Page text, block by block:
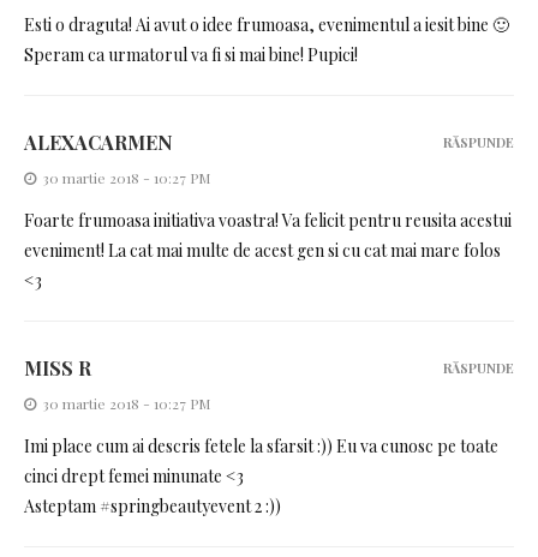
Esti o draguta! Ai avut o idee frumoasa, evenimentul a iesit bine 🙂
Speram ca urmatorul va fi si mai bine! Pupici!
ALEXACARMEN
30 martie 2018 - 10:27 PM
Foarte frumoasa initiativa voastra! Va felicit pentru reusita acestui
eveniment! La cat mai multe de acest gen si cu cat mai mare folos
<3
RĂSPUNDE
MISS R
30 martie 2018 - 10:27 PM
Imi place cum ai descris fetele la sfarsit :)) Eu va cunosc pe toate
cinci drept femei minunate <3
Asteptam #springbeautyevent 2 :))
RĂSPUNDE